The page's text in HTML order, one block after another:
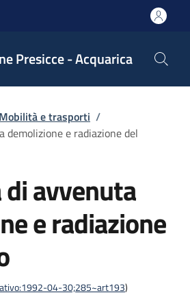
Presicce - Acquarica
Mobilità e trasporti /
demolizione e radiazione del
avvenuta
e radiazione
04-30;285~art193)